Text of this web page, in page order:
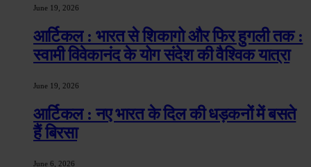
June 19, 2026
आर्टिकल : भारत से शिकागो और फिर हुगली तक :
स्वामी विवेकानंद के योग संदेश की वैश्विक यात्रा
June 19, 2026
आर्टिकल : नए भारत के दिल की धड़कनों में बसते
हैं बिरसा
June 6, 2026